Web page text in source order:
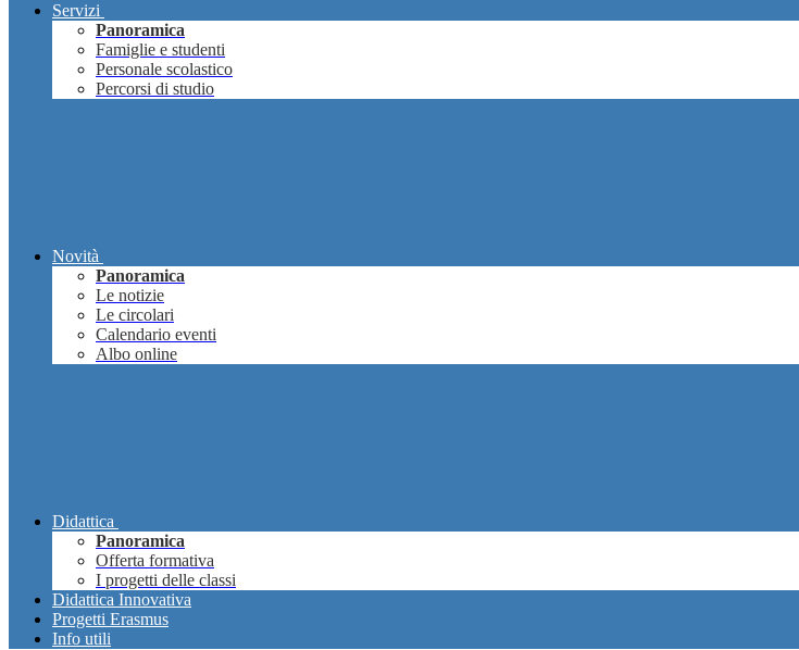
Servizi
Panoramica
Famiglie e studenti
Personale scolastico
Percorsi di studio
Novità
Panoramica
Le notizie
Le circolari
Calendario eventi
Albo online
Didattica
Panoramica
Offerta formativa
I progetti delle classi
Didattica Innovativa
Progetti Erasmus
Info utili